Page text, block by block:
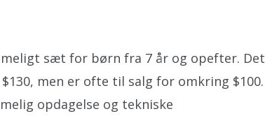
sæt for børn fra 7 år og opefter. Det
men er ofte til salg for omkring $100.
opdagelse og tekniske